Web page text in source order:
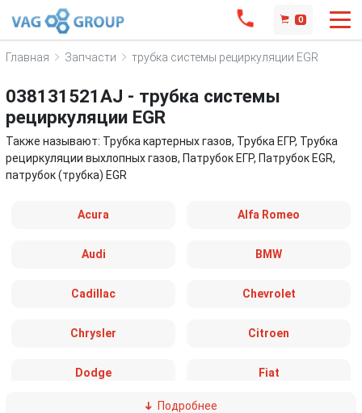
0
Главная Запчасти трубка системы рециркуляции EGR
038131521AJ - трубка системы
рециркуляции EGR
Также называют: Трубка картерных газов, Трубка ЕГР, Трубка
рециркуляции выхлопных газов, Патрубок ЕГР, Патрубок EGR,
патрубок (трубка) EGR
Acura Alfa Romeo
Audi BMW
Cadillac Chevrolet
Chrysler Citroen
Dodge Fiat
Подробнее